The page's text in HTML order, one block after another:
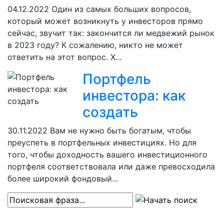
04.12.2022 Один из самых больших вопросов,
который может возникнуть у инвесторов прямо
сейчас, звучит так: закончится ли медвежий рынок
в 2023 году? К сожалению, никто не может
ответить на этот вопрос. Х...
Портфель
инвестора: как
создать
30.11.2022 Вам не нужно быть богатым, чтобы
преуспеть в портфельных инвестициях. Но для
того, чтобы доходность вашего инвестиционного
портфеля соответствовала или даже превосходила
более широкий фондовый...